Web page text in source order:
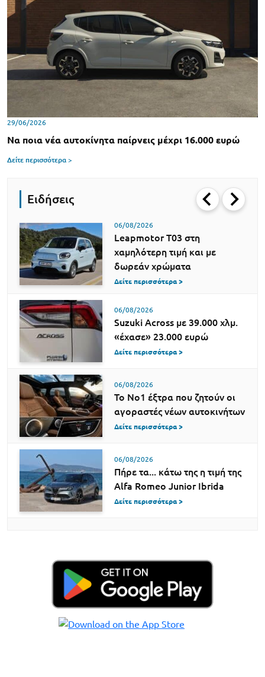
29/06/2026
Να ποια νέα αυτοκίνητα παίρνεις μέχρι 16.000 ευρώ
Δείτε περισσότερα >
Ειδήσεις
06/08/2026
Leapmotor T03 στη
χαμηλότερη τιμή και με
δωρεάν χρώματα
Δείτε περισσότερα >
06/08/2026
Suzuki Across με 39.000 χλμ.
«έχασε» 23.000 ευρώ
Δείτε περισσότερα >
06/08/2026
Το Νο1 έξτρα που ζητούν οι
αγοραστές νέων αυτοκινήτων
Δείτε περισσότερα >
06/08/2026
Πήρε τα... κάτω της η τιμή της
Alfa Romeo Junior Ibrida
Δείτε περισσότερα >